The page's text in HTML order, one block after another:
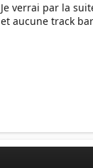
Je verrai par la
et aucune track